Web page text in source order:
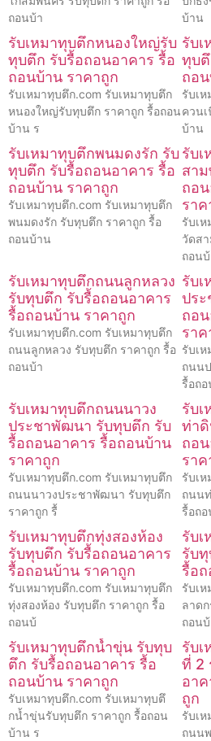
ถอนบ้า
บ้าน
รับเหมาทุบตึกหนองใหญ่รับ
ทุบตึก รับรื้อถอนอาคาร รื้อ
ถอนบ้าน ราคาถูก
รับเหมาทุบตึก.com รับเหมาทุบตึก
หนองใหญ่รับทุบตึก ราคาถูก รื้อถอน
บ้าน ร
รับ
ทุบ
ถอ
รับเ
ควน
บ้าน
รับเหมาทุบตึกพนมดงรัก รับ
ทุบตึก รับรื้อถอนอาคาร รื้อ
ถอนบ้าน ราคาถูก
รับเหมาทุบตึก.com รับเหมาทุบตึก
พนมดงรัก รับทุบตึก ราคาถูก รื้อ
ถอนบ้าน
รับ
สา
ถอ
ราค
รับเ
วัดส
ถอนบ้
รับเหมาทุบตึกถนนลูกหลวง
รับทุบตึก รับรื้อถอนอาคาร
รื้อถอนบ้าน ราคาถูก
รับเหมาทุบตึก.com รับเหมาทุบตึก
ถนนลูกหลวง รับทุบตึก ราคาถูก รื้อ
ถอนบ้า
รับ
ปร
ถอ
ราค
รับเ
ถนน
รื้อถอ
รับเหมาทุบตึกถนนนาวง
ประชาพัฒนา รับทุบตึก รับ
รื้อถอนอาคาร รื้อถอนบ้าน
ราคาถูก
รับเหมาทุบตึก.com รับเหมาทุบตึก
ถนนนาวงประชาพัฒนา รับทุบตึก
ราคาถูก รื้
รับ
ท่า
ถอ
ราค
รับเ
ถนน
รื้อถ
รับเหมาทุบตึกทุ่งสองห้อง
รับทุบตึก รับรื้อถอนอาคาร
รื้อถอนบ้าน ราคาถูก
รับเหมาทุบตึก.com รับเหมาทุบตึก
ทุ่งสองห้อง รับทุบตึก ราคาถูก รื้อ
ถอนบ้
รับ
รับ
รื้อ
รับเ
ลาด
ถอน
รับเหมาทุบตึกน้ำขุ่น รับทุบ
ตึก รับรื้อถอนอาคาร รื้อ
ถอนบ้าน ราคาถูก
รับเหมาทุบตึก.com รับเหมาทุบตึ
กน้ำขุ่นรับทุบตึก ราคาถูก รื้อถอน
บ้าน ร
รับ
ที่ 2
อา
ถูก
รับเ
ถนน